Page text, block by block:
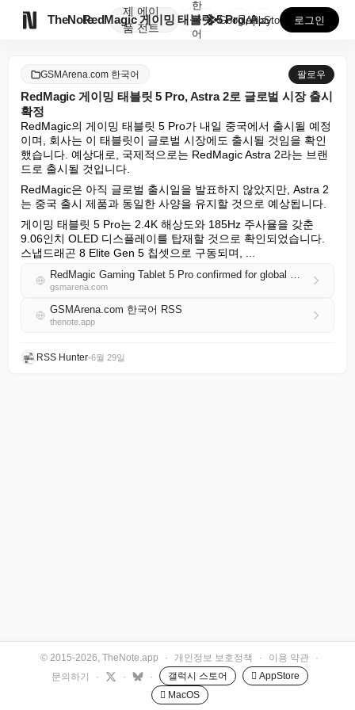
TheNote
제
품
에이
전트
RedMagic 게이밍 태블릿 5 Pro, Astra ...
한
국
어
GooglePlay
AppStore 로그인
GSMArena.com 한국어 팔로우
RedMagic 게이밍 태블릿 5 Pro, Astra 2로 글로벌 시장 출시
확정
RedMagic의 게이밍 태블릿 5 Pro가 내일 중국에서 출시될 예정
이며, 회사는 이 태블릿이 글로벌 시장에도 출시될 것임을 확인
했습니다. 예상대로, 국제적으로는 RedMagic Astra 2라는 브랜
드로 출시될 것입니다.
RedMagic은 아직 글로벌 출시일을 발표하지 않았지만, Astra 2
는 중국 출시 제품과 동일한 사양을 유지할 것으로 예상됩니다.
게이밍 태블릿 5 Pro는 2.4K 해상도와 185Hz 주사율을 갖춘
9.06인치 OLED 디스플레이를 탑재할 것으로 확인되었습니다.
스냅드래곤 8 Elite Gen 5 칩셋으로 구동되며, ...
RedMagic Gaming Tablet 5 Pro confirmed for global markets as Astra 2
gsmarena.com
GSMArena.com 한국어 RSS
thenote.app
RSS Hunter•6월 29일
© 2015-2026, TheNote.app · 개인정보 보호정책 · 이용 약관
·
문의하기
· · · 갤럭시 스토어
 AppStore
 MacOS